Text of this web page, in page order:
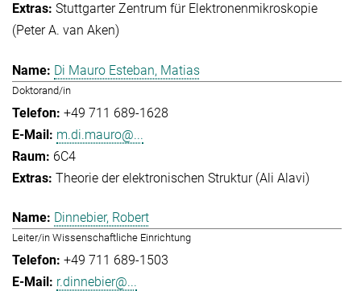
Stuttgarter Zentrum für Elektronenmikroskopie
(Peter A. van Aken)
Di Mauro Esteban, Matias
Doktorand/in
+49 711 689-1628
m.di.mauro@...
6C4
Theorie der elektronischen Struktur (Ali Alavi)
Dinnebier, Robert
Leiter/in Wissenschaftliche Einrichtung
+49 711 689-1503
r.dinnebier@...